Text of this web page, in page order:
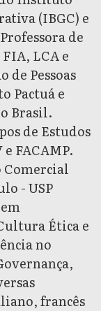
(IBGC) e
de
LCA e
de Pessoas
Pactuá e
Brasil.
de Estudos
FACAMP.
Comercial
- USP
Ética e
no
francês